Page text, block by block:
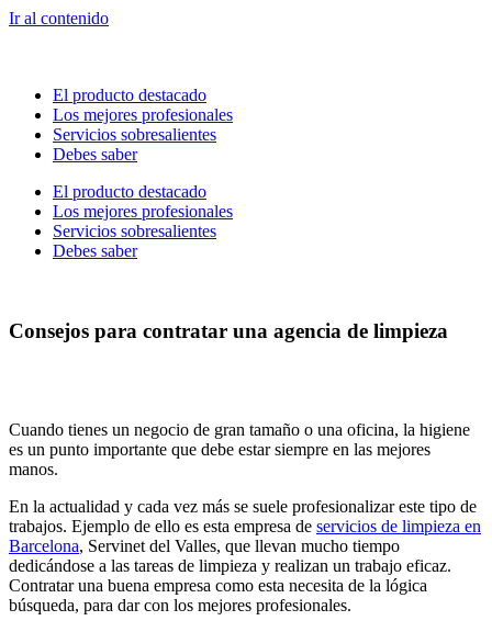
Ir al contenido
El producto destacado
Los mejores profesionales
Servicios sobresalientes
Debes saber
El producto destacado
Los mejores profesionales
Servicios sobresalientes
Debes saber
Consejos para contratar una agencia de limpieza
Cuando tienes un negocio de gran tamaño o una oficina, la higiene
es un punto importante que debe estar siempre en las mejores
manos.
En la actualidad y cada vez más se suele profesionalizar este tipo de
trabajos. Ejemplo de ello es esta empresa de servicios de limpieza en
Barcelona, Servinet del Valles, que llevan mucho tiempo
dedicándose a las tareas de limpieza y realizan un trabajo eficaz.
Contratar una buena empresa como esta necesita de la lógica
búsqueda, para dar con los mejores profesionales.